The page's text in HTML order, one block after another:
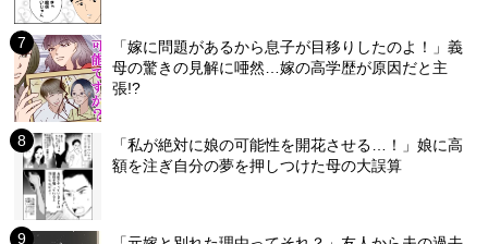
「嫁に問題があるから息子が目移りしたのよ！」義
母の驚きの見解に唖然…嫁の高学歴が原因だと主
張!?
「私が絶対に娘の可能性を開花させる…！」娘に高
額を注ぎ自分の夢を押しつけた母の大誤算